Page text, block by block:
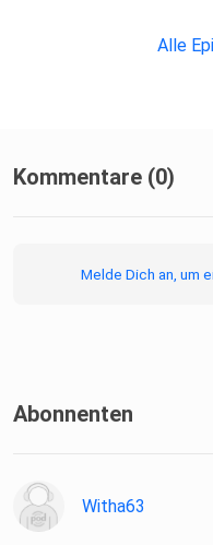
Alle
Kommentare (0)
Melde Dich an, um
Abonnenten
Witha63